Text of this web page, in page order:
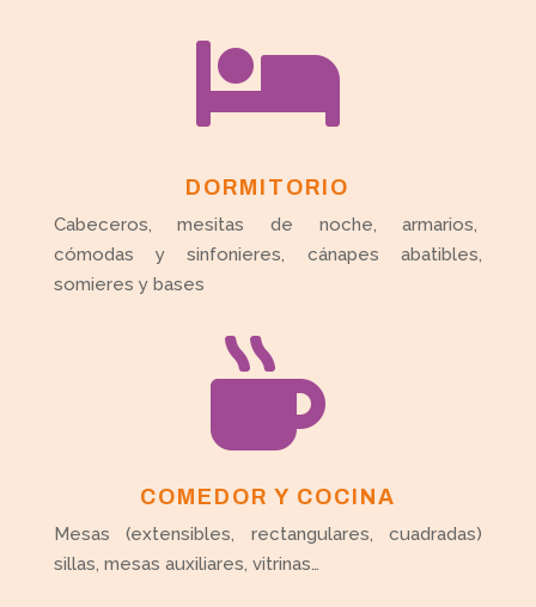

DORMITORIO
Cabeceros, mesitas de noche, armarios,
cómodas y sinfonieres, cánapes abatibles,
somieres y bases

COMEDOR Y COCINA
Mesas (extensibles, rectangulares, cuadradas)
sillas, mesas auxiliares, vitrinas…